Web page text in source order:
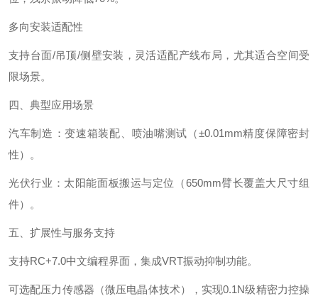
多向安装适配性‌
支持台面/吊顶/侧壁安装，灵活适配产线布局，尤其适合空间受
限场景。
四、典型应用场景‌
汽车制造‌：变速箱装配、喷油嘴测试（±0.01mm精度保障密封
性）。
光伏行业‌：太阳能面板搬运与定位（650mm臂长覆盖大尺寸组
件）。
五、扩展性与服务支持‌
支持RC+7.0中文编程界面，集成VRT振动抑制功能。
可选配压力传感器（微压电晶体技术），实现0.1N级精密力控操